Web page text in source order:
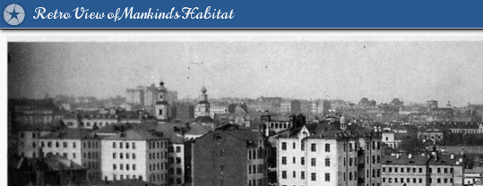
Retro View of Mankind's Habitat